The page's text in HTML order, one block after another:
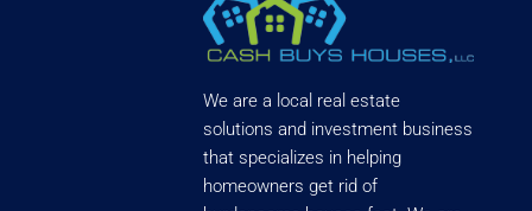
We are a local real estate
solutions and investment business
that specializes in helping
homeowners get rid of